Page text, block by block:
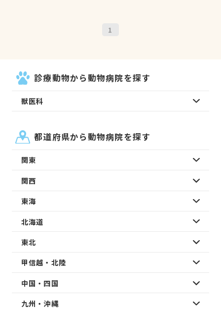
1
診療動物から動物病院を探す
獣医科
都道府県から動物病院を探す
関東
関西
東海
北海道
東北
甲信越・北陸
中国・四国
九州・沖縄